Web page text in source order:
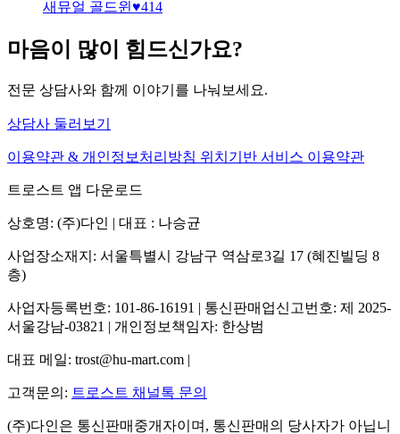
새뮤얼 골드윈 ♥414
마음이 많이 힘드신가요?
전문 상담사와 함께 이야기를 나눠보세요.
상담사 둘러보기
이용약관 & 개인정보처리방침 위치기반 서비스 이용약관
트로스트 앱 다운로드
상호명: (주)다인 | 대표 : 나승균
사업장소재지: 서울특별시 강남구 역삼로3길 17 (혜진빌딩 8
층)
사업자등록번호: 101-86-16191 | 통신판매업신고번호: 제 2025-
서울강남-03821 | 개인정보책임자: 한상범
대표 메일: trost@hu-mart.com |
고객문의: 트로스트 채널톡 문의
(주)다인은 통신판매중개자이며, 통신판매의 당사자가 아닙니